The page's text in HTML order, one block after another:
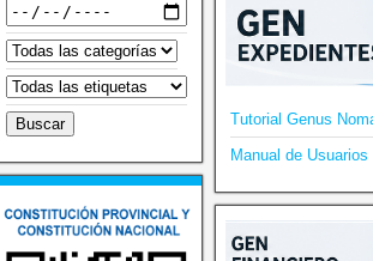
Tutorial Genus
Manual de